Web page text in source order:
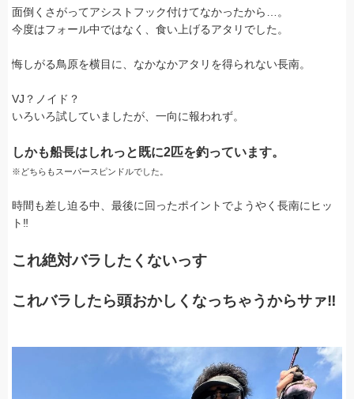
面倒くさがってアシストフック付けてなかったから…。
今度はフォール中ではなく、食い上げるアタリでした。
悔しがる鳥原を横目に、なかなかアタリを得られない長南。
VJ？ノイド？
いろいろ試していましたが、一向に報われず。
しかも船長はしれっと既に2匹を釣っています。
※どちらもスーパースピンドルでした。
時間も差し迫る中、最後に回ったポイントでようやく長南にヒッ
ト‼
これ絶対バラしたくないっす
これバラしたら頭おかしくなっちゃうからサァ‼